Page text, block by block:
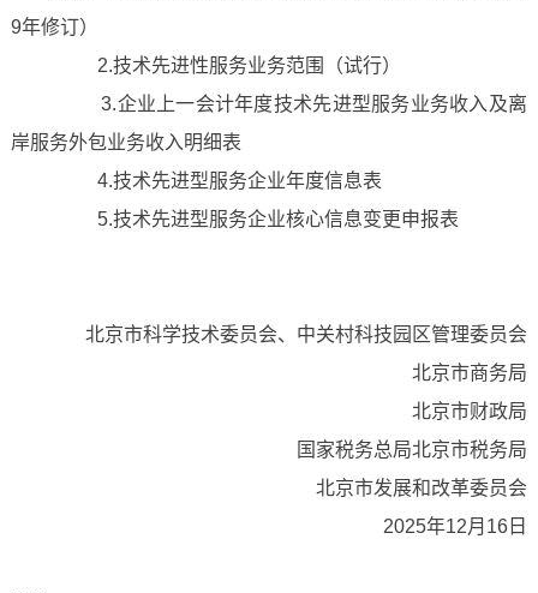
9年修订）
2.技术先进性服务业务范围（试行）
3.企业上一会计年度技术先进型服务业务收入及离
岸服务外包业务收入明细表
4.技术先进型服务企业年度信息表
5.技术先进型服务企业核心信息变更申报表
北京市科学技术委员会、中关村科技园区管理委员会
北京市商务局
北京市财政局
国家税务总局北京市税务局
北京市发展和改革委员会
2025年12月16日